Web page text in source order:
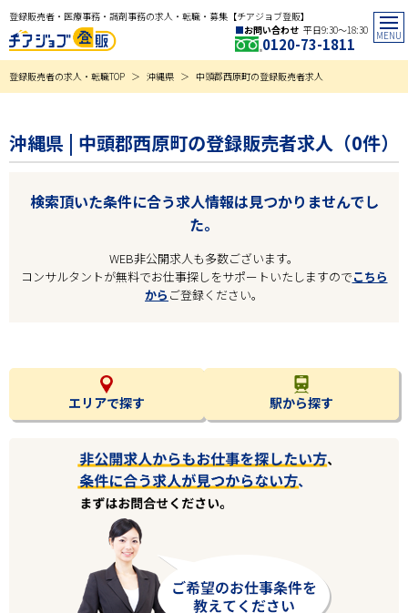
登録販売者・医療事務・調剤事務の求人・転職・募集【チアジョブ登販】
お問い合わせ 平日9:30〜18:30
0120-73-1811
登録販売者の求人・転職TOP 沖縄県 中頭郡西原町の登録販売者求人
沖縄県 | 中頭郡西原町の登録販売者求人（0件）
検索頂いた条件に合う求人情報は見つかりませんでし
た。
WEB非公開求人も多数ございます。
コンサルタントが無料でお仕事探しをサポートいたしますのでこちら
から ご登録ください。
エリアで探す 駅から探す